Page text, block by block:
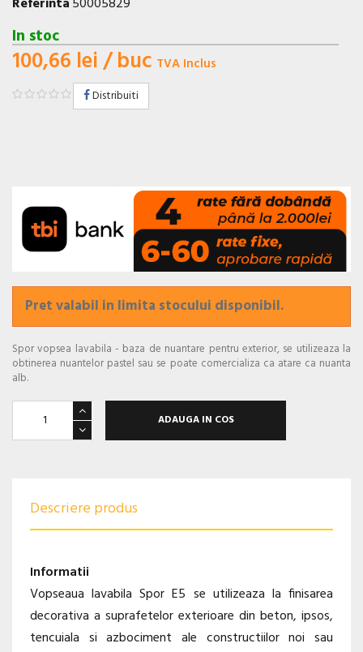
In stoc
100,66 lei/ buc TVA Inclus
Distribuiti
Pret valabil in limita stocului disponibil.
Spor vopsea lavabila - baza de nuantare pentru exterior, se utilizeaza la
obtinerea nuantelor pastel sau se poate comercializa ca atare ca nuanta
alb.
ADAUGA IN COS
Descriere produs
Informatii
Vopseaua lavabila Spor E5 se utilizeaza la finisarea
decorativa a suprafetelor exterioare din beton, ipsos,
tencuiala si azbociment ale constructiilor noi sau